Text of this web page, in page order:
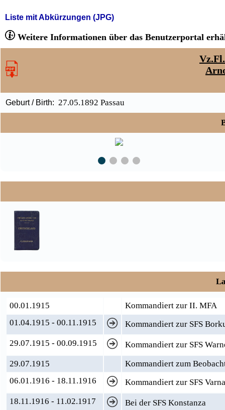
Liste mit Abkürzungen (JPG)
Weitere Informationen über das Benutzerportal
Geburt / Birth: 27.05.1892 Passau
00.01.1915
Kommandiert zur II. MFA
01.04.1915 - 00.11.1915
Kommandiert zur SFS
29.07.1915 - 00.09.1915
Kommandiert zur SFS
29.07.1915
Kommandiert zum
06.01.1916 - 18.11.1916
Kommandiert zur SFS Varna
18.11.1916 - 11.02.1917
Bei der SFS Konstanza